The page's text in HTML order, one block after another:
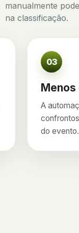
manualmente
na classificação.
03
Menos
A
do evento.